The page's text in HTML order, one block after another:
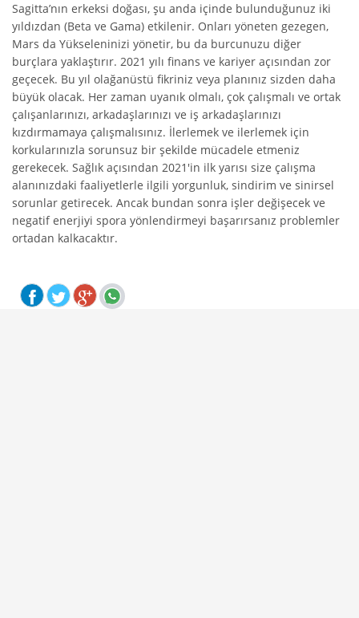
Sagitta’nın erkeksi doğası, şu anda içinde bulunduğunuz iki
yıldızdan (Beta ve Gama) etkilenir. Onları yöneten gezegen,
Mars da Yükseleninizi yönetir, bu da burcunuzu diğer
burçlara yaklaştırır. 2021 yılı finans ve kariyer açısından zor
geçecek. Bu yıl olağanüstü fikriniz veya planınız sizden daha
büyük olacak. Her zaman uyanık olmalı, çok çalışmalı ve ortak
çalışanlarınızı, arkadaşlarınızı ve iş arkadaşlarınızı
kızdırmamaya çalışmalısınız. İlerlemek ve ilerlemek için
korkularınızla sorunsuz bir şekilde mücadele etmeniz
gerekecek. Sağlık açısından 2021'in ilk yarısı size çalışma
alanınızdaki faaliyetlerle ilgili yorgunluk, sindirim ve sinirsel
sorunlar getirecek. Ancak bundan sonra işler değişecek ve
negatif enerjiyi spora yönlendirmeyi başarırsanız problemler
ortadan kalkacaktır.